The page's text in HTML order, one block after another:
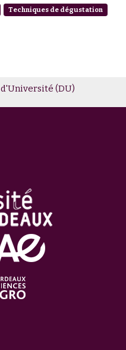
Techniques de dégustation
(DU)